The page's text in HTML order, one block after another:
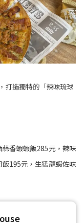
打造獨特的「辣味琉球
香蝦蝦飯285元，辣味
195元，生猛龍蝦佐味